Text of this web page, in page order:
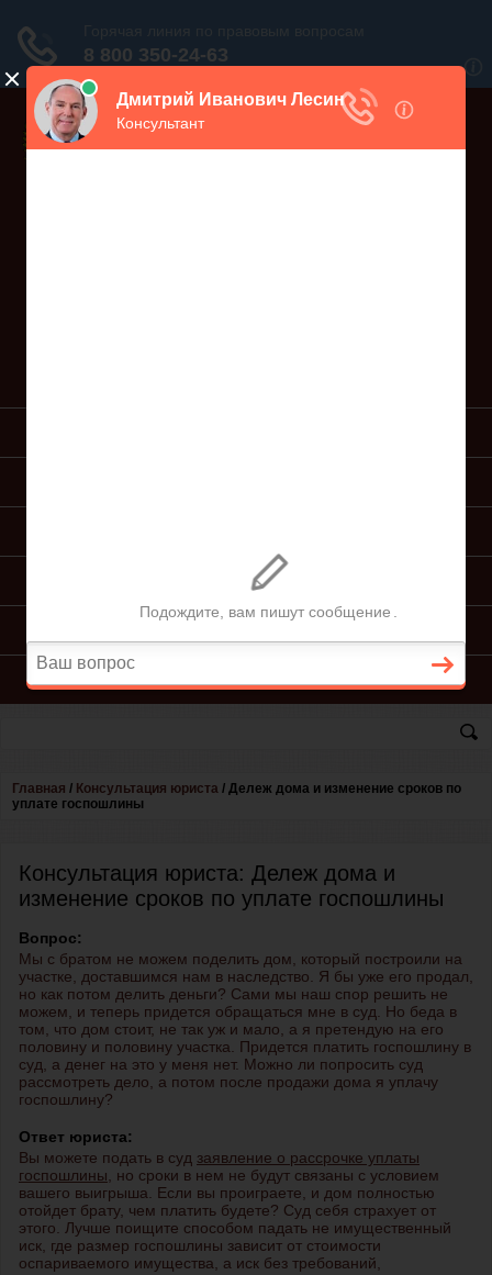
ПОДАЧА ИСКА
КОНСУЛЬТАЦИЯ ЮРИСТА
Главная / Консультация юриста / Дележ дома и изменение сроков по
уплате госпошлины
Консультация юриста: Дележ дома и
изменение сроков по уплате госпошлины
Вопрос:
Мы с братом не можем поделить дом, который построили на
участке, доставшимся нам в наследство. Я бы уже его продал,
но как потом делить деньги? Сами мы наш спор решить не
можем, и теперь придется обращаться мне в суд. Но беда в
том, что дом стоит, не так уж и мало, а я претендую на его
половину и половину участка. Придется платить госпошлину в
суд, а денег на это у меня нет. Можно ли попросить суд
рассмотреть дело, а потом после продажи дома я уплачу
госпошлину?
Ответ юриста:
Вы можете подать в суд заявление о рассрочке уплаты
госпошлины, но сроки в нем не будут связаны с условием
вашего выигрыша. Если вы проиграете, и дом полностью
отойдет брату, чем платить будете? Суд себя страхует от
этого. Лучше поищите способом падать не имущественный
иск, где размер госпошлины зависит от стоимости
оспариваемого имущества, а иск без требований,